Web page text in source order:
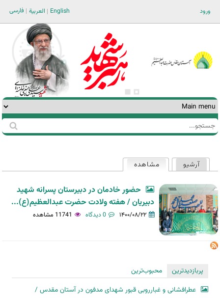
ورود فارسی العربية English
فرم
جستجو
اولیه
آرشیو مشاهده
حضور خادمان در دبیرستان پسرانه شهید
دبیریان / هفته ولادت حضرت عبدالعظیم(ع)...
۱۴۰۰/۰۸/۲۲ 0 دیدگاه 11741 مشاهده
پربازدیدترین
محبوب‌ترین
عطرافشانی و غبارروبی قبور شهدای مدفون در آستان مقدس /